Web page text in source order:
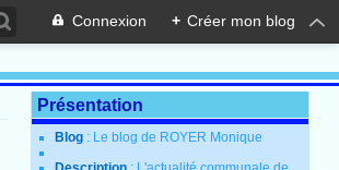
Connexion + Créer mon blog
Présentation
Blog : Le blog de ROYER Monique